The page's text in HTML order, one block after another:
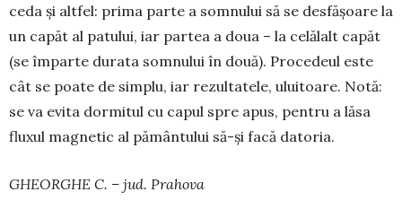
ceda și altfel: prima parte a somnului să se des­fășoare la
un capăt al patului, iar partea a doua – la celălalt capăt
(se împarte durata somnului în două). Procedeul este
cât se poate de simplu, iar rezul­tatele, uluitoare. Notă:
se va evi­ta dormi­tul cu ca­pul spre apus, pentru a lăsa
fluxul magnetic al pă­mân­tului să-și facă datoria.
GHEORGHE C. – jud. Prahova